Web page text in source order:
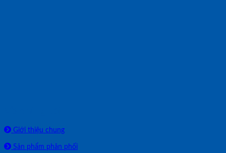
Giới thiệu chung
Sản phẩm phân phối